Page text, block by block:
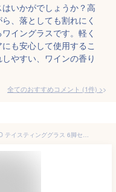
いかがでしょうか？高
、落としても割れにく
イングラスです。軽く
も安心して使用するこ
やすい、ワインの香り
全てのおすすめコメント (1件) >
トライタン 飽和ポリエステル樹脂製 INAO テイスティンググラス 6脚セット【正規品】 GC901TRx6 ラッピング不可商品